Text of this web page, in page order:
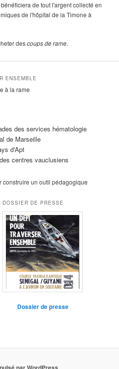
bénéficiera de tout l'argent collecté en
de l'hôpital de la Timone à
descoups de rame.
ENSEMBLE
à la rame
des services hématologie
de Marseille
d'Apt
centres vauclusiens
construire un outil pédagogique
DOSSIER DE PRESSE
Dossier de presse